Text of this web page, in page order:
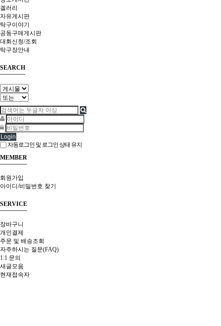
겔러리
자유게시판
탁구이야기
공동구매게시판
대회신청/조회
탁구장안내
SEARCH
Login
자동로그인 및 로그인 상태 유지
MEMBER
회원가입
아이디/비밀번호 찾기
SERVICE
장바구니
개인결제
주문 및 배송조회
자주하시는 질문(FAQ)
1:1 문의
새글모음
현재접속자